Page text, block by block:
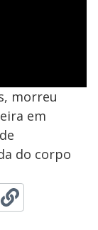
morreu
em
do corpo